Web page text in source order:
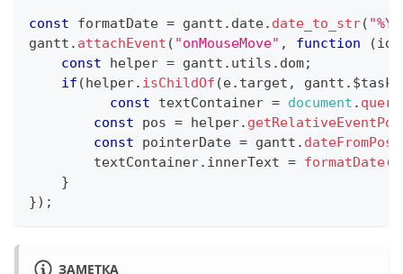
const formatDate = gantt . date. date_to_str(
gantt . attachEvent ( "onMouseMove" , function (id
const helper = gantt . utils . dom;
if ( helper. isChildOf (e. target , gantt .
const textContainer = document .
const pos = helper.
const pointerDate = gantt . dateFromPos
        textContainer
. innerText = formatDate(
}
}) ;
ЗАМЕТКА